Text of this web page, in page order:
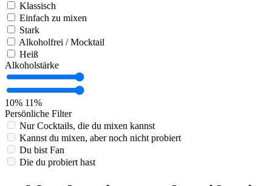
Klassisch
Einfach zu mixen
Stark
Alkoholfrei / Mocktail
Heiß
Alkoholstärke
10% 11%
Persönliche Filter
Nur Cocktails, die du mixen kannst
Kannst du mixen, aber noch nicht probiert
Du bist Fan
Die du probiert hast